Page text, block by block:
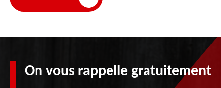
On vous rappelle gratuitement